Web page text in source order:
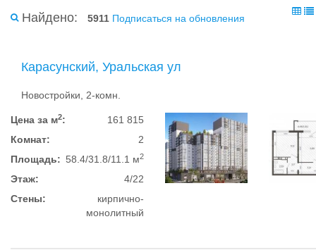
Найдено: 5911 Подписаться на обновления
Карасунский, Уральская ул
Новостройки, 2-комн.
Цена за м2:
161 815
Комнат:
2
Площадь: 58.4/31.8/11.1 м2
Этаж:
4/22
Стены:
кирпично-
монолитный